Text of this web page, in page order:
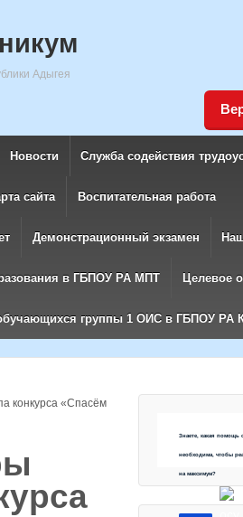
Адыгея
Новости Служба содействия
сайта Воспитательная работа
Демонстрационный экзамен
в ГБПОУ РА МПТ Целевое
группы 1 ОИС в ГБПОУ РА
конкурса «Спасём
Знаете, какая помощь
необходима, чтобы
на максимум?